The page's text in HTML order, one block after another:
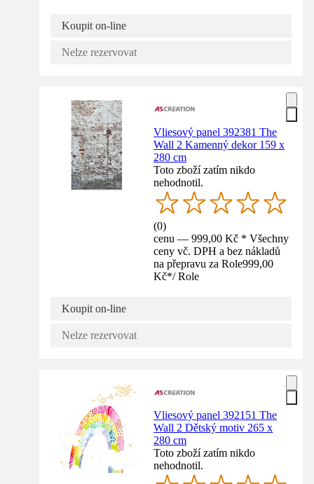
Koupit on-line
Nelze rezervovat
Vliesový panel 392381 The
Wall 2 Kamenný dekor 159 x
280 cm
Toto zboží zatím nikdo
nehodnotil.
(0)
cenu — 999,00 Kč * Všechny
ceny vč. DPH a bez nákladů
na přepravu za Role999,00
Kč*/ Role
Koupit on-line
Nelze rezervovat
Vliesový panel 392151 The
Wall 2 Dětský motiv 265 x
280 cm
Toto zboží zatím nikdo
nehodnotil.